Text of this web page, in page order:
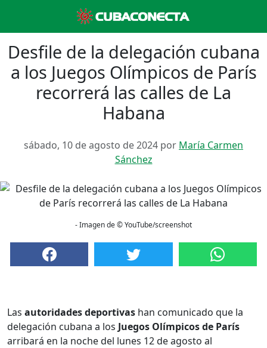
Desfile de la delegación cubana
a los Juegos Olímpicos de París
recorrerá las calles de La
Habana
sábado, 10 de agosto de 2024 por María Carmen
Sánchez
- Imagen de © YouTube/screenshot
Las autoridades deportivas han comunicado que la
delegación cubana a los Juegos Olímpicos de París
arribará en la noche del lunes 12 de agosto al